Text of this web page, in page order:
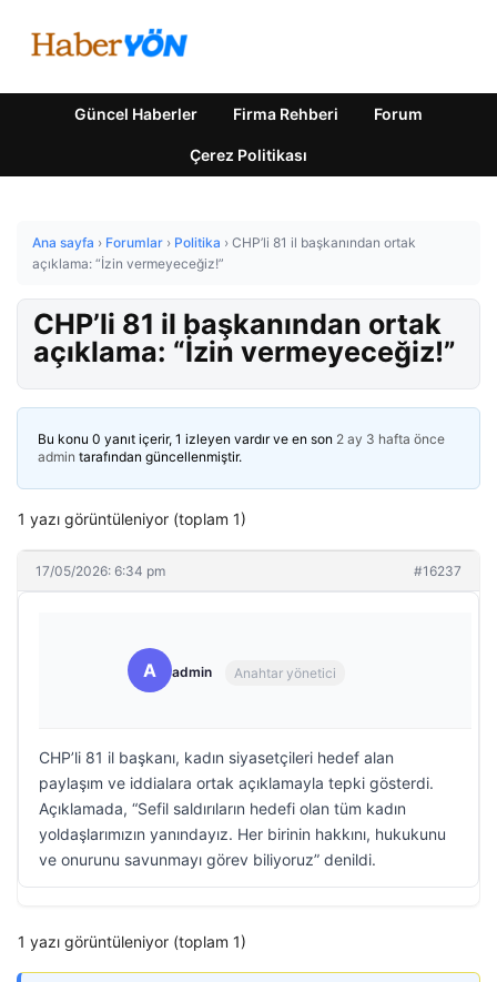
Güncel Haberler Firma Rehberi Forum
Çerez Politikası
Ana sayfa › Forumlar › Politika › CHP’li 81 il başkanından ortak
açıklama: “İzin vermeyeceğiz!”
CHP’li 81 il başkanından ortak
açıklama: “İzin vermeyeceğiz!”
Bu konu 0 yanıt içerir, 1 izleyen vardır ve en son 2 ay 3 hafta önce
admin tarafından güncellenmiştir.
1 yazı görüntüleniyor (toplam 1)
17/05/2026: 6:34 pm #16237
A admin Anahtar yönetici
CHP’li 81 il başkanı, kadın siyasetçileri hedef alan
paylaşım ve iddialara ortak açıklamayla tepki gösterdi.
Açıklamada, “Sefil saldırıların hedefi olan tüm kadın
yoldaşlarımızın yanındayız. Her birinin hakkını, hukukunu
ve onurunu savunmayı görev biliyoruz” denildi.
1 yazı görüntüleniyor (toplam 1)